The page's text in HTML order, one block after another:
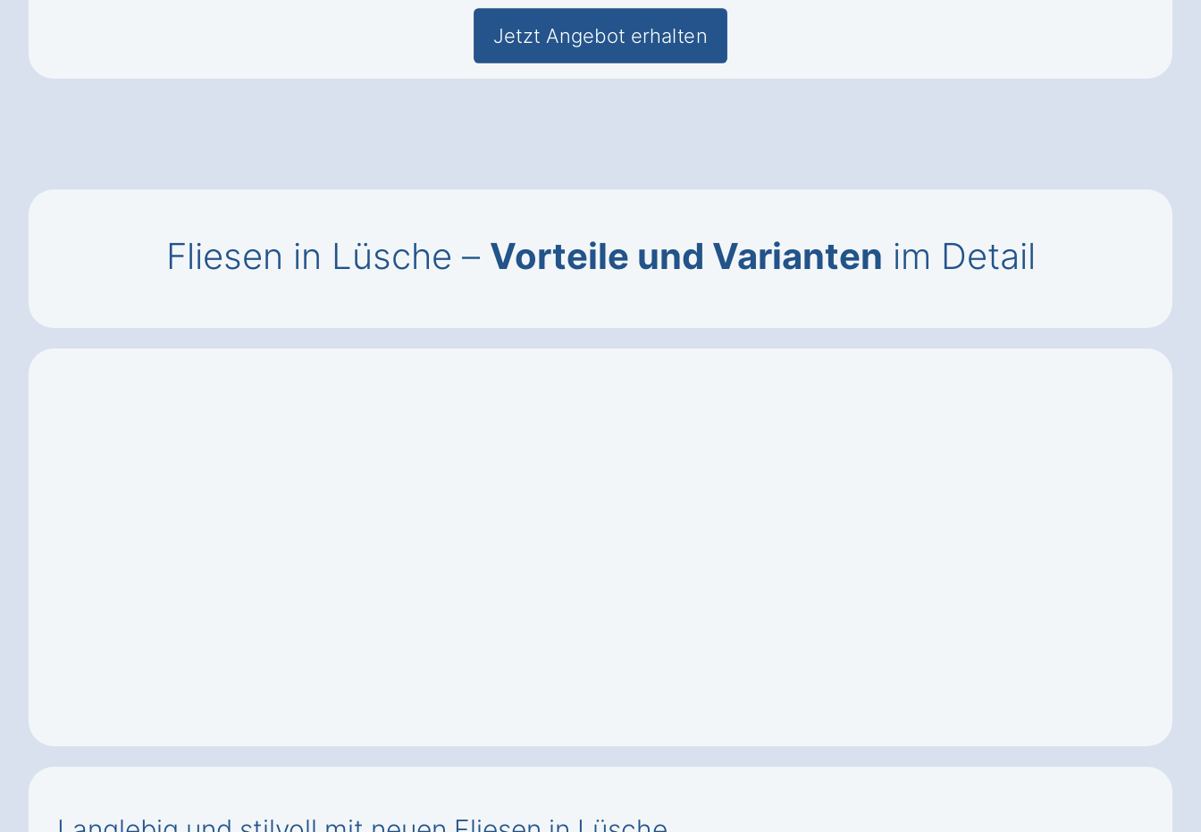
Jetzt Angebot erhalten
Fliesen in Lüsche – Vorteile und Varianten im Detail